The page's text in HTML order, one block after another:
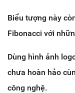
Biểu tượng này
Fibonacci với
Dùng hình ảnh
chưa hoàn hảo
công nghệ.